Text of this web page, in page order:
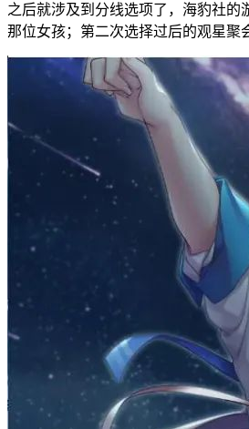
之后就涉及到分线选项了，海豹社
那位女孩；第二次选择过后的观星聚